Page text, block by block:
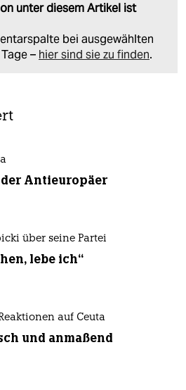
unter diesem Artikel ist
bei ausgewählten
– hier sind sie zu finden.
der Antieuropäer
über seine Partei
lebe ich“
auf Ceuta
und anmaßend